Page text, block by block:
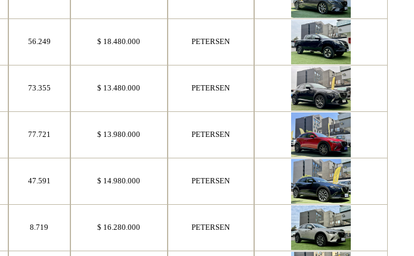
56.249 $ 18.480.000 PETERSEN
73.355 $ 13.480.000 PETERSEN
77.721 $ 13.980.000 PETERSEN
47.591 $ 14.980.000 PETERSEN
8.719 $ 16.280.000 PETERSEN